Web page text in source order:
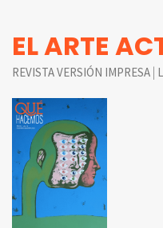
EL ARTE
REVISTA VERSIÓN IMPRESA |